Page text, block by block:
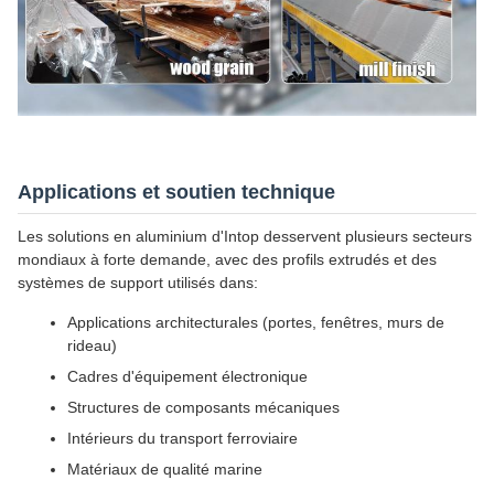
Applications et soutien technique
Les solutions en aluminium d'Intop desservent plusieurs secteurs
mondiaux à forte demande, avec des profils extrudés et des
systèmes de support utilisés dans:
Applications architecturales (portes, fenêtres, murs de
rideau)
Cadres d'équipement électronique
Structures de composants mécaniques
Intérieurs du transport ferroviaire
Matériaux de qualité marine